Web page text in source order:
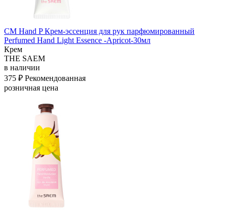
СМ Hand P Крем-эссенция для рук парфюмированный
Perfumed Hand Light Essence -Apricot-30мл
Крем
THE SAEM
в наличии
375 ₽ Рекомендованная
розничная цена